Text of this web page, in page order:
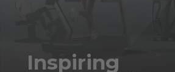
Inspiring